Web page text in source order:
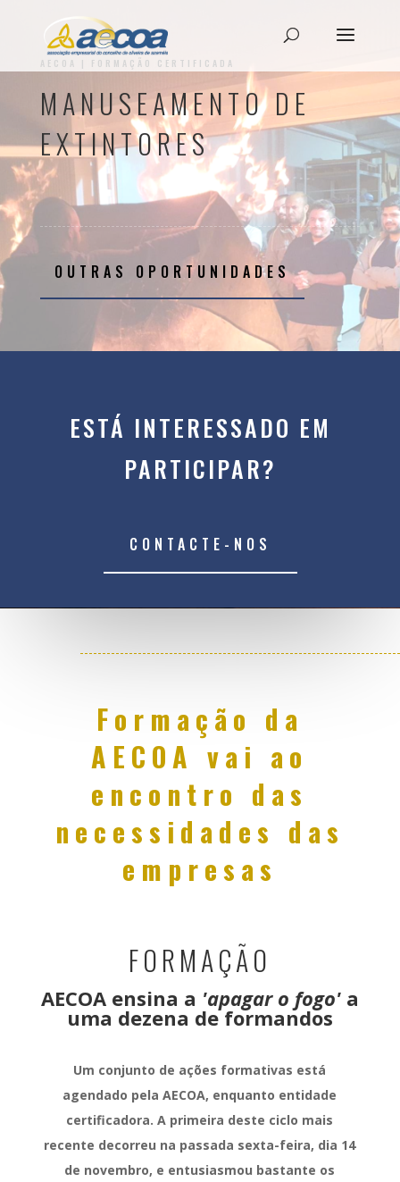
AECOA | FORMAÇÃO CERTIFICADA
MANUSEAMENTO DE
EXTINTORES
OUTRAS OPORTUNIDADES
ESTÁ INTERESSADO EM
PARTICIPAR?
CONTACTE-NOS
Formação da
AECOA vai ao
encontro das
necessidades das
empresas
FORMAÇÃO
AECOA ensina a 'apagar o fogo'a
uma dezena de formandos
Um conjunto de ações formativas está
agendado pela AECOA, enquanto entidade
certificadora. A primeira deste ciclo mais
recente decorreu na passada sexta-feira, dia 14
de novembro, e entusiasmou bastante os